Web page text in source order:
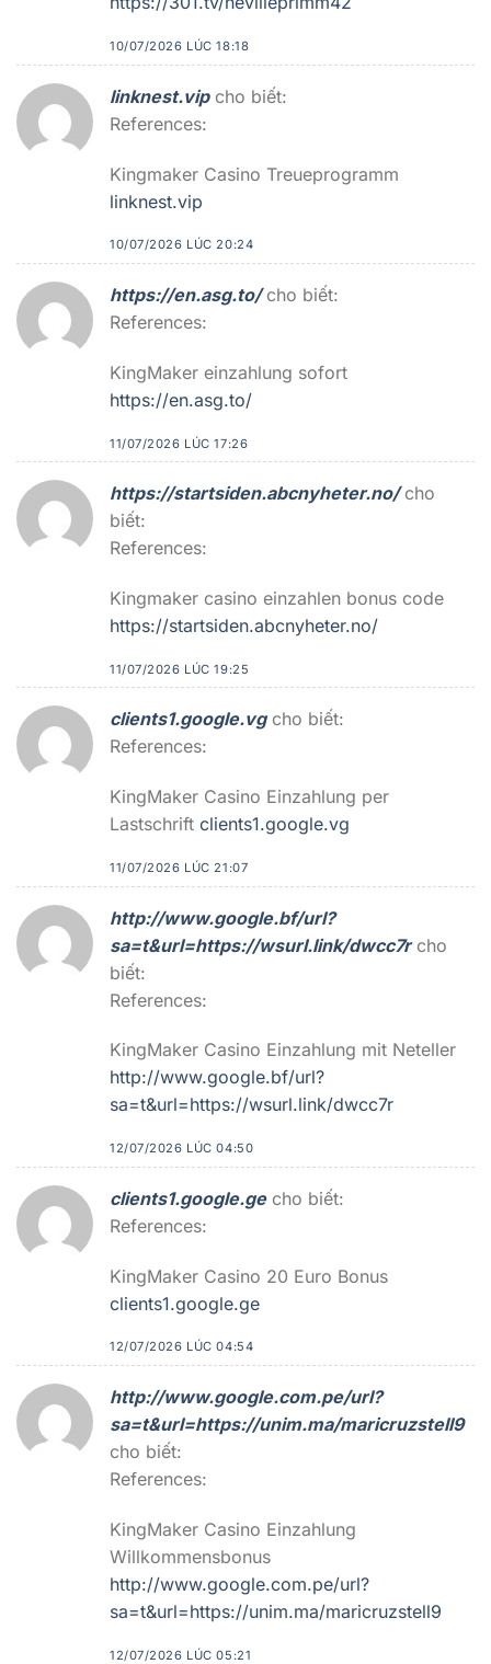
10/07/2026 LÚC 18:18
linknest.vip cho biết:
References:
Kingmaker Casino Treueprogramm
linknest.vip
10/07/2026 LÚC 20:24
https://en.asg.to/ cho biết:
References:
KingMaker einzahlung sofort
https://en.asg.to/
11/07/2026 LÚC 17:26
https://startsiden.abcnyheter.no/ cho
biết:
References:
Kingmaker casino einzahlen bonus code
https://startsiden.abcnyheter.no/
11/07/2026 LÚC 19:25
clients1.google.vg cho biết:
References:
KingMaker Casino Einzahlung per
Lastschrift clients1.google.vg
11/07/2026 LÚC 21:07
http://www.google.bf/url?
sa=t&url=https://wsurl.link/dwcc7r cho
biết:
References:
KingMaker Casino Einzahlung mit Neteller
http://www.google.bf/url?
sa=t&url=https://wsurl.link/dwcc7r
12/07/2026 LÚC 04:50
clients1.google.ge cho biết:
References:
KingMaker Casino 20 Euro Bonus
clients1.google.ge
12/07/2026 LÚC 04:54
http://www.google.com.pe/url?
sa=t&url=https://unim.ma/maricruzstell9
cho biết:
References:
KingMaker Casino Einzahlung
Willkommensbonus
http://www.google.com.pe/url?
sa=t&url=https://unim.ma/maricruzstell9
12/07/2026 LÚC 05:21